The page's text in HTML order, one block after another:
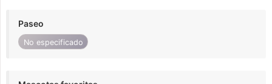
Paseo
No especificado